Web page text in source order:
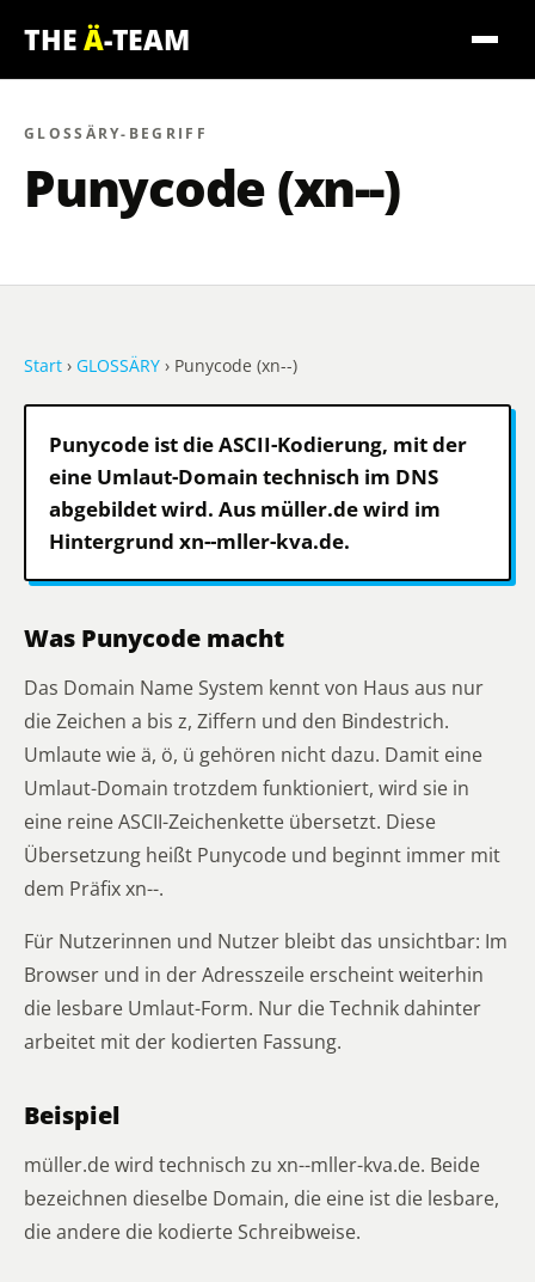
THEÄ-TEAM
GLOSSÄRY-BEGRIFF
Punycode(xn--)
Start › GLOSSÄRY › Punycode (xn--)
Punycode ist die ASCII-Kodierung, mit der
eine Umlaut-Domain technisch im DNS
abgebildet wird. Aus müller.de wird im
Hintergrund xn--mller-kva.de.
Was Punycode macht
Das Domain Name System kennt von Haus aus nur
die Zeichen a bis z, Ziffern und den Bindestrich.
Umlaute wie ä, ö, ü gehören nicht dazu. Damit eine
Umlaut-Domain trotzdem funktioniert, wird sie in
eine reine ASCII-Zeichenkette übersetzt. Diese
Übersetzung heißt Punycode und beginnt immer mit
dem Präfix xn--.
Für Nutzerinnen und Nutzer bleibt das unsichtbar: Im
Browser und in der Adresszeile erscheint weiterhin
die lesbare Umlaut-Form. Nur die Technik dahinter
arbeitet mit der kodierten Fassung.
Beispiel
müller.de wird technisch zu xn--mller-kva.de. Beide
bezeichnen dieselbe Domain, die eine ist die lesbare,
die andere die kodierte Schreibweise.